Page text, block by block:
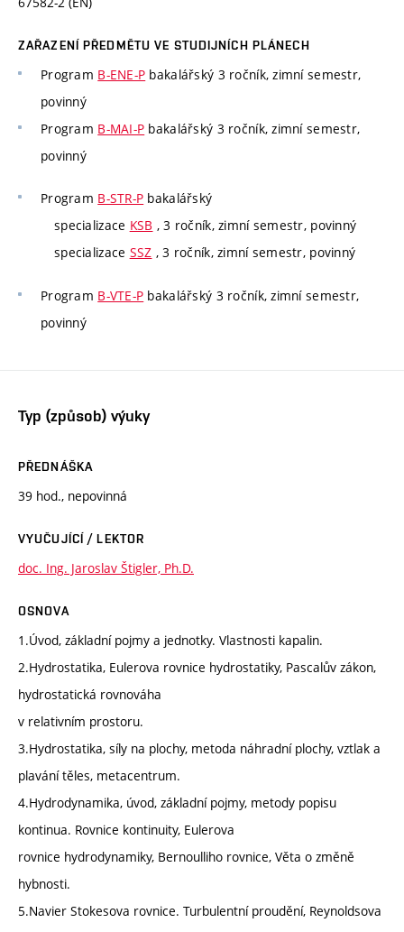
ZAŘAZENÍ PŘEDMĚTU VE STUDIJNÍCH PLÁNECH
Program B-ENE-P bakalářský 3 ročník, zimní semestr,
povinný
Program B-MAI-P bakalářský 3 ročník, zimní semestr,
povinný
Program B-STR-P bakalářský
specializace KSB , 3 ročník, zimní semestr, povinný
specializace SSZ , 3 ročník, zimní semestr, povinný
Program B-VTE-P bakalářský 3 ročník, zimní semestr,
povinný
Typ (způsob) výuky
PŘEDNÁŠKA
39 hod., nepovinná
VYUČUJÍCÍ / LEKTOR
doc. Ing. Jaroslav Štigler, Ph.D.
OSNOVA
1.Úvod, základní pojmy a jednotky. Vlastnosti kapalin.
2.Hydrostatika, Eulerova rovnice hydrostatiky, Pascalův zákon,
hydrostatická rovnováha
v relativním prostoru.
3.Hydrostatika, síly na plochy, metoda náhradní plochy, vztlak a
plavání těles, metacentrum.
4.Hydrodynamika, úvod, základní pojmy, metody popisu
kontinua. Rovnice kontinuity, Eulerova
rovnice hydrodynamiky, Bernoulliho rovnice, Věta o změně
hybnosti.
5.Navier Stokesova rovnice. Turbulentní proudění, Reynoldsova